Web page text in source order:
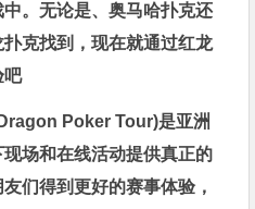
。无论是、奥马哈扑克还
克找到，现在就通过红龙
吧
Poker Tour)是亚洲
场和在线活动提供真正的
们得到更好的赛事体验，